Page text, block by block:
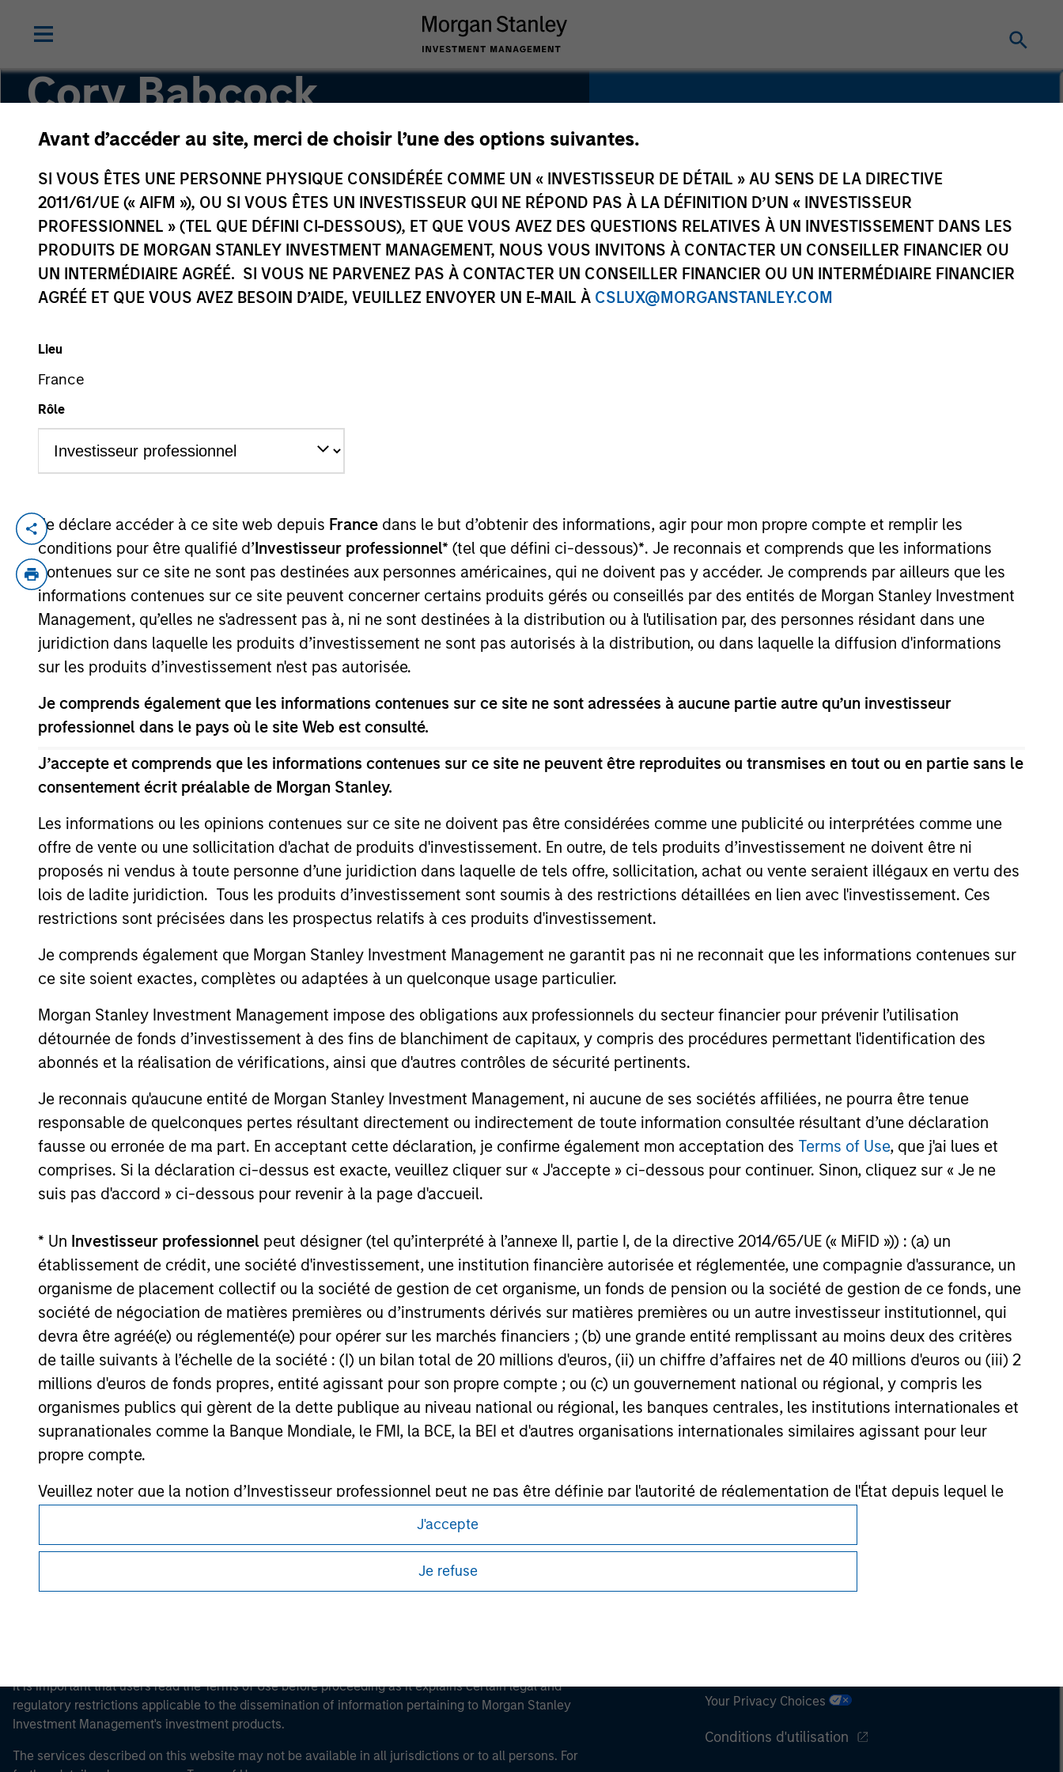
Avant d’accéder au site, merci de choisir l’une des options suivantes.
SI VOUS ÊTES UNE PERSONNE PHYSIQUE CONSIDÉRÉE COMME UN « INVESTISSEUR DE DÉTAIL » AU SENS DE LA DIRECTIVE
2011/61/UE (« AIFM »), OU SI VOUS ÊTES UN INVESTISSEUR QUI NE RÉPOND PAS À LA DÉFINITION D’UN « INVESTISSEUR
PROFESSIONNEL » (TEL QUE DÉFINI CI-DESSOUS), ET QUE VOUS AVEZ DES QUESTIONS RELATIVES À UN INVESTISSEMENT DANS LES
PRODUITS DE MORGAN STANLEY INVESTMENT MANAGEMENT, NOUS VOUS INVITONS À CONTACTER UN CONSEILLER FINANCIER OU
UN INTERMÉDIAIRE AGRÉÉ. SI VOUS NE PARVENEZ PAS À CONTACTER UN CONSEILLER FINANCIER OU UN INTERMÉDIAIRE FINANCIER
AGRÉÉ ET QUE VOUS AVEZ BESOIN D’AIDE, VEUILLEZ ENVOYER UN E-MAIL À CSLUX@MORGANSTANLEY.COM
Lieu
France
Rôle
Je déclare accéder à ce site web depuis France dans le but d’obtenir des informations, agir pour mon propre compte et remplir les
conditions pour être qualifié d’Investisseur professionnel* (tel que défini ci-dessous)*. Je reconnais et comprends que les informations
contenues sur ce site ne sont pas destinées aux personnes américaines, qui ne doivent pas y accéder. Je comprends par ailleurs que les
informations contenues sur ce site peuvent concerner certains produits gérés ou conseillés par des entités de Morgan Stanley Investment
Management, qu’elles ne s'adressent pas à, ni ne sont destinées à la distribution ou à l'utilisation par, des personnes résidant dans une
juridiction dans laquelle les produits d’investissement ne sont pas autorisés à la distribution, ou dans laquelle la diffusion d'informations
sur les produits d’investissement n'est pas autorisée.
Je comprends également que les informations contenues sur ce site ne sont adressées à aucune partie autre qu’un investisseur
professionnel dans le pays où le site Web est consulté.
J’accepte et comprends que les informations contenues sur ce site ne peuvent être reproduites ou transmises en tout ou en partie sans le
consentement écrit préalable de Morgan Stanley.
Les informations ou les opinions contenues sur ce site ne doivent pas être considérées comme une publicité ou interprétées comme une
offre de vente ou une sollicitation d'achat de produits d'investissement. En outre, de tels produits d’investissement ne doivent être ni
proposés ni vendus à toute personne d’une juridiction dans laquelle de tels offre, sollicitation, achat ou vente seraient illégaux en vertu des
lois de ladite juridiction. Tous les produits d’investissement sont soumis à des restrictions détaillées en lien avec l'investissement. Ces
restrictions sont précisées dans les prospectus relatifs à ces produits d'investissement.
Je comprends également que Morgan Stanley Investment Management ne garantit pas ni ne reconnait que les informations contenues sur
ce site soient exactes, complètes ou adaptées à un quelconque usage particulier.
Morgan Stanley Investment Management impose des obligations aux professionnels du secteur financier pour prévenir l’utilisation
détournée de fonds d’investissement à des fins de blanchiment de capitaux, y compris des procédures permettant l'identification des
abonnés et la réalisation de vérifications, ainsi que d'autres contrôles de sécurité pertinents.
Je reconnais qu'aucune entité de Morgan Stanley Investment Management, ni aucune de ses sociétés affiliées, ne pourra être tenue
responsable de quelconques pertes résultant directement ou indirectement de toute information consultée résultant d’une déclaration
fausse ou erronée de ma part. En acceptant cette déclaration, je confirme également mon acceptation des Terms of Use, que j'ai lues et
comprises. Si la déclaration ci-dessus est exacte, veuillez cliquer sur « J'accepte » ci-dessous pour continuer. Sinon, cliquez sur « Je ne
suis pas d'accord » ci-dessous pour revenir à la page d'accueil.
* Un Investisseur professionnel peut désigner (tel qu’interprété à l’annexe II, partie I, de la directive 2014/65/UE (« MiFID »)) : (a) un
établissement de crédit, une société d'investissement, une institution financière autorisée et réglementée, une compagnie d'assurance, un
organisme de placement collectif ou la société de gestion de cet organisme, un fonds de pension ou la société de gestion de ce fonds, une
société de négociation de matières premières ou d’instruments dérivés sur matières premières ou un autre investisseur institutionnel, qui
devra être agréé(e) ou réglementé(e) pour opérer sur les marchés financiers ; (b) une grande entité remplissant au moins deux des critères
de taille suivants à l’échelle de la société : (I) un bilan total de 20 millions d'euros, (ii) un chiffre d’affaires net de 40 millions d'euros ou (iii) 2
millions d'euros de fonds propres, entité agissant pour son propre compte ; ou (c) un gouvernement national ou régional, y compris les
organismes publics qui gèrent de la dette publique au niveau national ou régional, les banques centrales, les institutions internationales et
supranationales comme la Banque Mondiale, le FMI, la BCE, la BEI et d'autres organisations internationales similaires agissant pour leur
propre compte.
Veuillez noter que la notion d’Investisseur professionnel peut ne pas être définie par l'autorité de réglementation de l'État depuis lequel le
J'accepte
Je refuse
Cory Babcock
Executive Director 12 Years
North America Private Credit
Cory Babcock is an Executive Director of Morgan Stanley and is a member of the Morgan Stanley Private Credit team, where he
focuses on originating and underwriting investment opportunities. Mr. Babcock joined Morgan Stanley in 2024 and has over 11
years of relevant industry experience. Prior to joining Morgan Stanley, Mr. Babcock was a Vice President at Guggenheim
Investments where he was responsible for origination and underwriting of private credit investments. Prior to Guggenheim, Mr.
Babcock held multiple roles at HSBC, most recently on the Leverage & Acquisition Finance focused on structuring and
underwriting Sponsor-backed transactions in the technology sector. Mr. Babcock holds a Bachelor’s of Arts from Franklin &
Marshall College and is a Chartered Financial Analyst (“CFA”) charter-holder.
Team Insights
Private Credit Market
Timely insights on the private credit
landscape, exploring the trends, market
developments, and investment
Private Credit 2026 Midyear
We believe the current market
environment is becoming more favorable
for scaled private credit lenders as pricing
accelerates, driven by cyclical and
secular forces.
Market
Discover why opportunistic credit is
gaining momentum as borrowers seek
flexible capital solutions and investors
private markets.
29-JUN-2026
May not represent all Team Members.
The information on this page is for informational purposes only. The information contained herein does not constitute and should not be construed as an
offering of advisory services or an offer to sell or a solicitation of an offer to buy any securities in any jurisdiction in which such offer or solicitation,
purchase or sale would be unlawful under the securities, insurance or other laws of such jurisdiction.
All investing involves risks, including a loss of principal.
Please refer to the strategy detail page for important information on the strategy, including additional risk considerations.
Morgan Stanley Careers
It is important that users read the Terms of Use before proceeding as it explains certain legal and
regulatory restrictions applicable to the dissemination of information pertaining to Morgan Stanley
Investment Management's investment products.
The services described on this website may not be available in all jurisdictions or to all persons. For
Your Privacy Choices
Conditions d'utilisation